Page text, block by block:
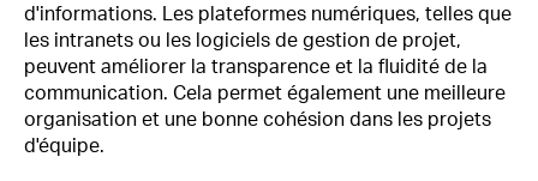
d'informations. Les plateformes numériques, telles que
les intranets ou les logiciels de gestion de projet,
peuvent améliorer la transparence et la fluidité de la
communication. Cela permet également une meilleure
organisation et une bonne cohésion dans les projets
d'équipe.